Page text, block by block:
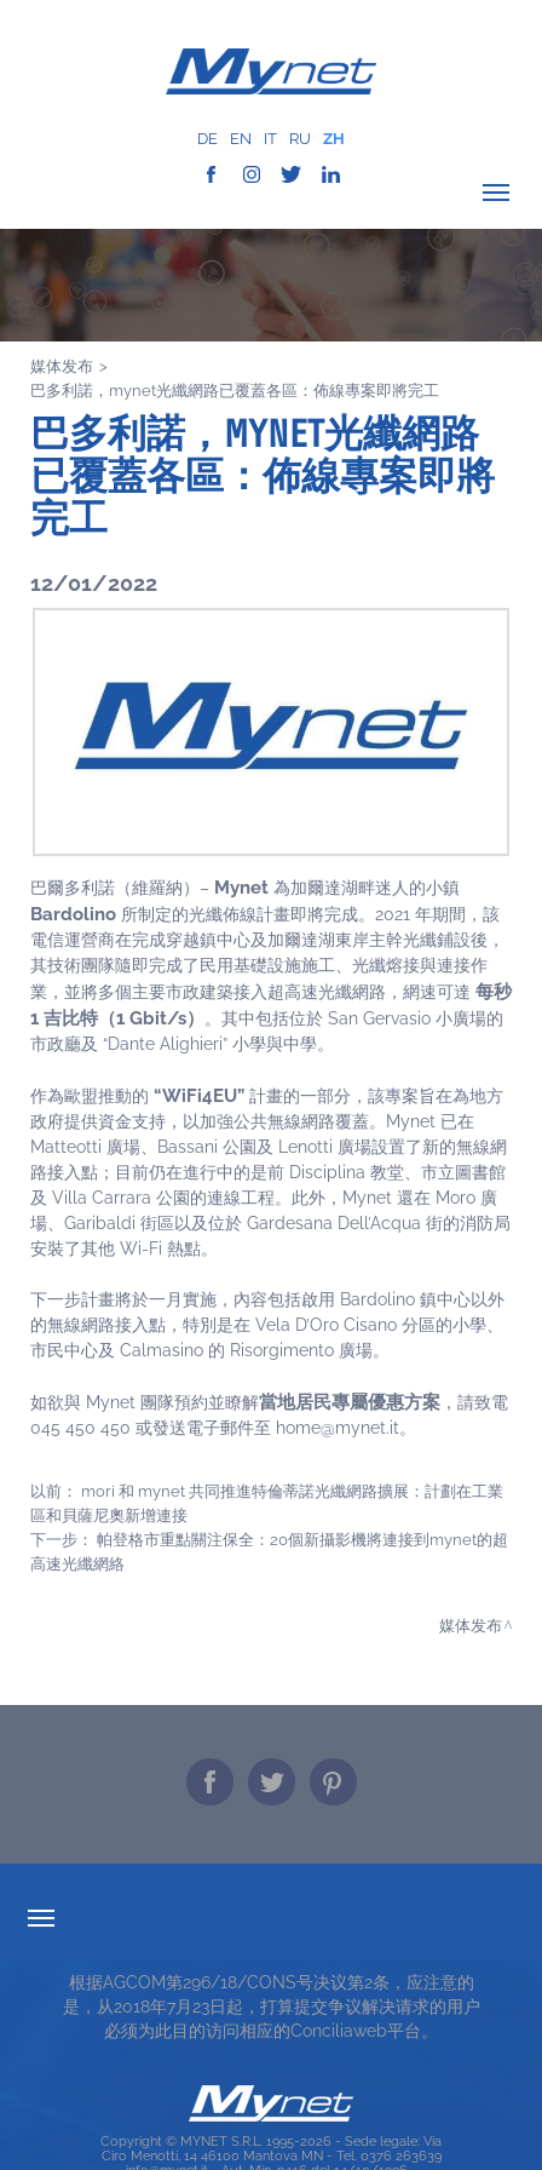
DE EN IT RU ZH
驗證覆蓋範圍
公司
网络服务
服务
MYNET
以往案例
通讯
联系我们
媒体发布 >
巴多利諾，mynet光纖網路已覆蓋各區：佈線專案即將完工
巴多利諾，MYNET光纖網路
已覆蓋各區：佈線專案即將
完工
12/01/2022
巴爾多利諾（維羅納）– Mynet 為加爾達湖畔迷人的小鎮
Bardolino 所制定的光纖佈線計畫即將完成。2021 年期間，該
電信運營商在完成穿越鎮中心及加爾達湖東岸主幹光纖鋪設後，
其技術團隊隨即完成了民用基礎設施施工、光纖熔接與連接作
業，並將多個主要市政建築接入超高速光纖網路，網速可達 每秒
1 吉比特（1 Gbit/s） 。其中包括位於 San Gervasio 小廣場的
市政廳及 “Dante Alighieri” 小學與中學。
作為歐盟推動的 “WiFi4EU” 計畫的一部分，該專案旨在為地方
政府提供資金支持，以加強公共無線網路覆蓋。Mynet 已在
Matteotti 廣場、Bassani 公園及 Lenotti 廣場設置了新的無線網
路接入點；目前仍在進行中的是前 Disciplina 教堂、市立圖書館
及 Villa Carrara 公園的連線工程。此外，Mynet 還在 Moro 廣
場、Garibaldi 街區以及位於 Gardesana Dell’Acqua 街的消防局
安裝了其他 Wi-Fi 熱點。
下一步計畫將於一月實施，內容包括啟用 Bardolino 鎮中心以外
的無線網路接入點，特別是在 Vela D’Oro Cisano 分區的小學、
市民中心及 Calmasino 的 Risorgimento 廣場。
如欲與 Mynet 團隊預約並瞭解當地居民專屬優惠方案 ，請致電
045 450 450 或發送電子郵件至 home@mynet.it。
以前： mori 和 mynet 共同推進特倫蒂諾光纖網路擴展：計劃在工業
區和貝薩尼奧新增連接
下一步： 帕登格市重點關注保全：20個新攝影機將連接到mynet的超
高速光纖網絡
媒体发布
服务条款
TOP RICERCHE
根据AGCOM第296/18/CONS号决议第2条，应注意的
是，从2018年7月23日起，打算提交争议解决请求的用户
必须为此目的访问相应的Conciliaweb平台。
Copyright © MYNET S.R.L. 1995-2026 - Sede legale: Via
Ciro Menotti, 14 46100 Mantova MN - Tel. 0376 263639